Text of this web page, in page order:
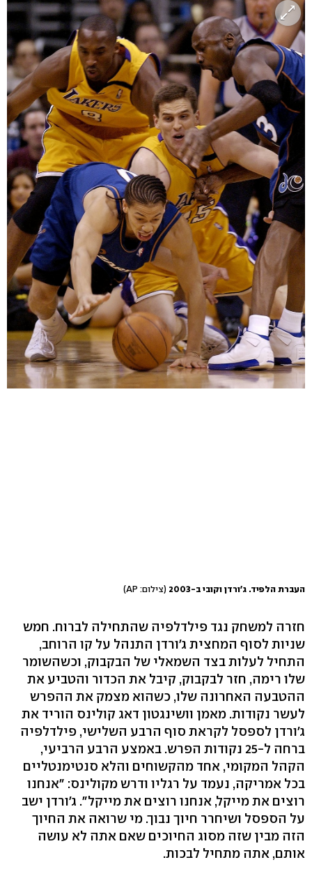
העברת הלפיד. ג'ורדן וקובי ב-2003 (צילום: AP)
חזרה למשחק נגד פילדלפיה שהתחילה לברוח. חמש
שניות לסוף המחצית ג'ורדן התנהל על קו הרוחב,
התחיל לעלות בצד השמאלי של הבקבוק, וכשהשומר
שלו רימה, חזר לבקבוק, קיבל את הכדור והטביע את
ההטבעה האחרונה שלו, כשהוא מצמק את ההפרש
לעשר נקודות. מאמן וושינגטון דאג קולינס הוריד את
ג'ורדן לספסל לקראת סוף הרבע השלישי, פילדלפיה
ברחה ל-25 נקודות הפרש. באמצע הרבע הרביעי,
הקהל המקומי, אחד מהקשוחים והלא סנטימנטליים
בכל אמריקה, נעמד על רגליו ודרש מקולינס: "אנחנו
רוצים את מייקל, אנחנו רוצים את מייקל". ג'ורדן ישב
על הספסל ושיחרר חיוך נבוך. מי שרואה את החיוך
הזה מבין שזה מסוג החיוכים שאם אתה לא עושה
אותם, אתה מתחיל לבכות.